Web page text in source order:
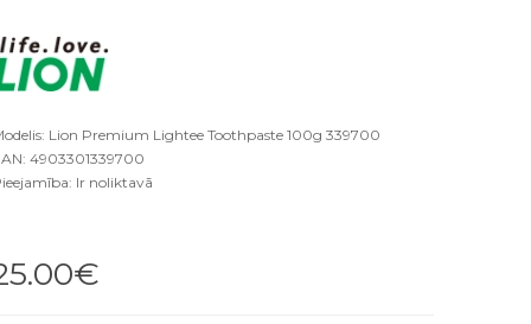
Lion Premium Lightee Toothpaste 100g 339700
4903301339700
Ir noliktavā